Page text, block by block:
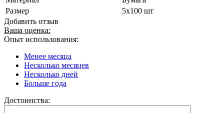
Размер
5х100 шт
Добавить отзыв
Ваша оценка:
Опыт использования:
Менее месяца
Несколько месяцев
Несколько дней
Больше года
Достоинства: